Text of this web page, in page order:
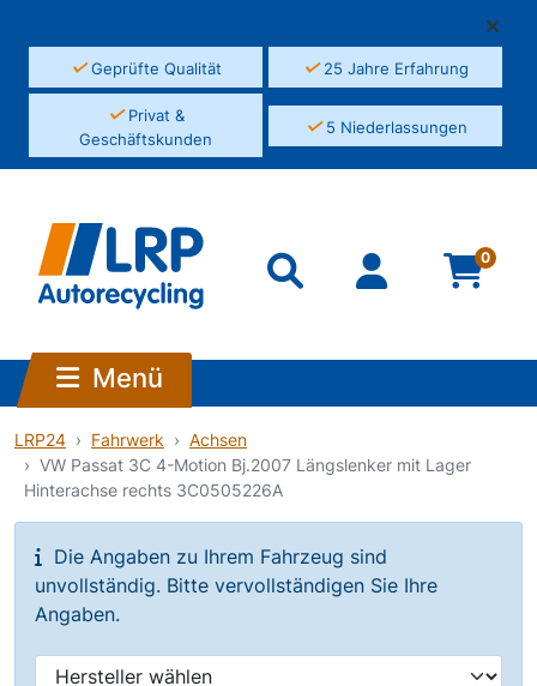
✓Geprüfte Qualität ✓25 Jahre Erfahrung
✓Privat &
Geschäftskunden
✓5 Niederlassungen
0
Menü
LRP24 Fahrwerk
Achsen
VW Passat 3C 4-Motion Bj.2007 Längslenker mit Lager
Hinterachse rechts 3C0505226A
Die Angaben zu Ihrem Fahrzeug sind
unvollständig. Bitte vervollständigen Sie Ihre
Angaben.